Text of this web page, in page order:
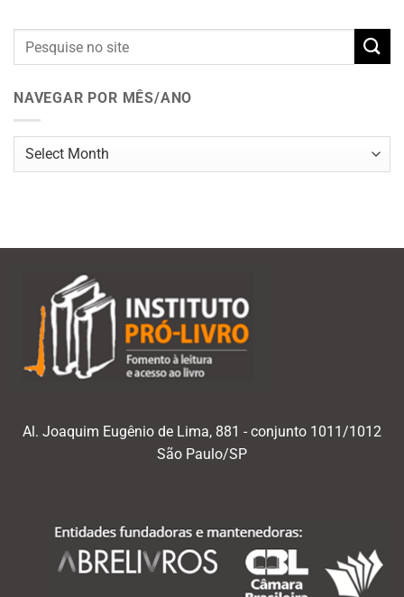
NAVEGAR POR MÊS/ANO
Navegar
Al. Joaquim Eugênio de Lima, 881 - conjunto 1011/1012
São Paulo/SP